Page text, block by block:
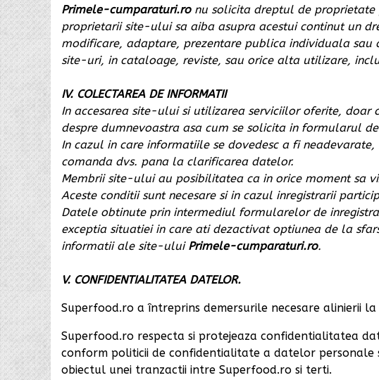
Primele-cumparaturi.ronu solicita dreptul de proprietate
proprietarii site-ului sa aiba asupra acestui continut un
modificare, adaptare, prezentare publica individuala
site-uri, in cataloage, reviste, sau orice alta utilizare,
IV. COLECTAREA DE INFORMATII
In accesarea site-ului si utilizarea serviciilor oferite, doar
despre dumnevoastra asa cum se solicita in formularul
In cazul in care informatiile se dovedesc a fi
comanda dvs. pana la clarificarea datelor.
Membrii site-ului au posibilitatea ca in orice moment sa
Aceste conditii sunt necesare si in cazul inregistrarii
Datele obtinute prin intermediul formularelor de
exceptia situatiei in care ati dezactivat optiunea de la
informatii ale site-ului Primele-cumparaturi.ro.
V. CONFIDENTIALITATEA DATELOR.
Superfood.ro a întreprins demersurile necesare alinierii
Superfood.ro respecta si protejeaza confidentialitatea
conform politicii de confidentialitate a datelor personale
obiectul unei tranzactii intre Superfood.ro si terti.